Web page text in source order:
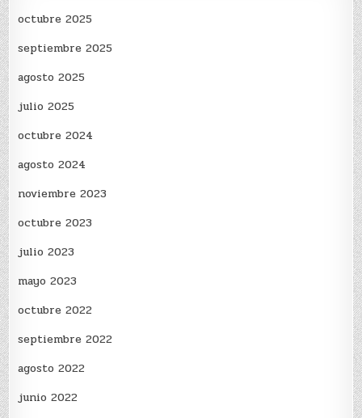
octubre 2025
septiembre 2025
agosto 2025
julio 2025
octubre 2024
agosto 2024
noviembre 2023
octubre 2023
julio 2023
mayo 2023
octubre 2022
septiembre 2022
agosto 2022
junio 2022